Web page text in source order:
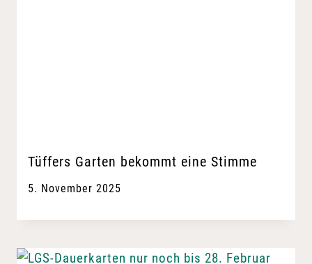
Tüffers Garten bekommt eine Stimme
5. November 2025